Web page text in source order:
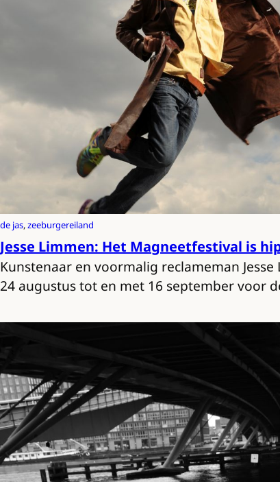
de jas, zeeburgereiland
Jesse Limmen: Het Magneetfestival is
Kunstenaar en voormalig reclameman
24 augustus tot en met 16 september voor